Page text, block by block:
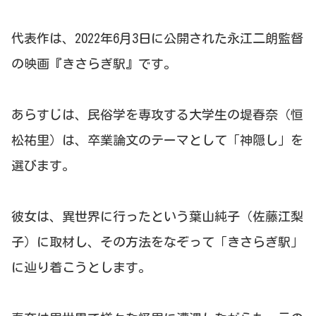
代表作は、2022年6月3日に公開された永江二朗監督
の映画『きさらぎ駅』です。
あらすじは、民俗学を専攻する大学生の堤春奈（恒
松祐里）は、卒業論文のテーマとして「神隠し」を
選びます。
彼女は、異世界に行ったという葉山純子（佐藤江梨
子）に取材し、その方法をなぞって「きさらぎ駅」
に辿り着こうとします。